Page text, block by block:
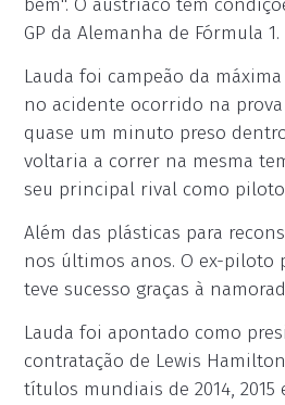
bem". O austríaco tem
GP da Alemanha de Fórmula 1.
Lauda foi campeão da
no acidente ocorrido na prova
quase um minuto preso
voltaria a correr na mesma
seu principal rival como piloto
Além das plásticas para
nos últimos anos. O ex-piloto
teve sucesso graças à
Lauda foi apontado como
contratação de Lewis
títulos mundiais de 2014,